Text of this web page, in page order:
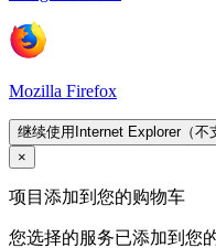
Mozilla Firefox
继续使用Internet Explorer（不
×
项目添加到您的购物车
您选择的服务已添加到您